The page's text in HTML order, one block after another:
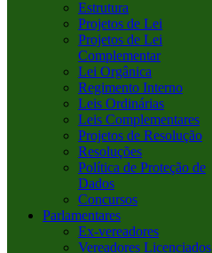
Estrutura
Projetos de Lei
Projetos de Lei
Complementar
Lei Orgânica
Regimento Interno
Leis Ordinárias
Leis Complementares
Projetos de Resolução
Resoluções
Política de Proteção de
Dados
Concursos
Parlamentares
Ex-vereadores
Vereadores Licenciados